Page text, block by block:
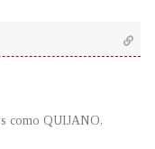
como QUIJANO,